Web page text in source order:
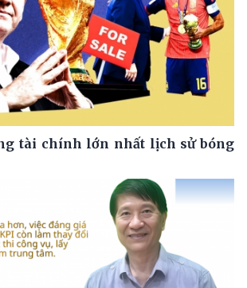
tài chính lớn nhất lịch sử bóng